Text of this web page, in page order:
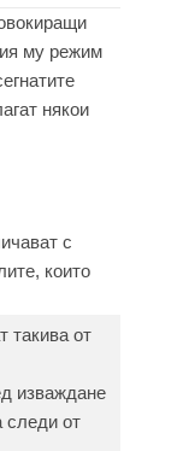
му режим
някои
с
които
такива от
изваждане
следи от